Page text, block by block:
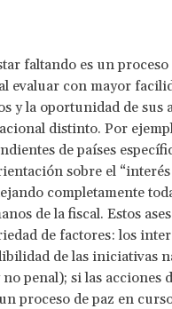
faltando es un proceso
evaluar con mayor
y la oportunidad de sus
distinto. Por
de países
sobre el “interés
completamente
de la fiscal. Estos
de factores: los
de las iniciativas
penal); si las acciones
proceso de paz en